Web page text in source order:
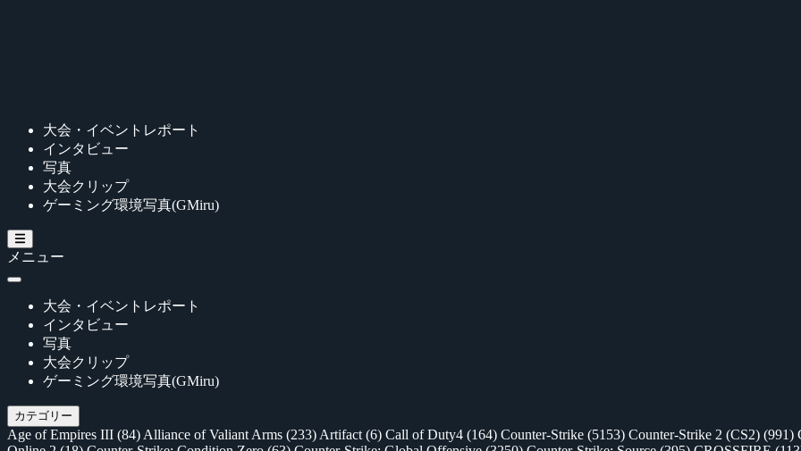
大会・イベントレポート
インタビュー
写真
大会クリップ
ゲーミング環境写真(GMiru)
メニュー
大会・イベントレポート
インタビュー
写真
大会クリップ
ゲーミング環境写真(GMiru)
カテゴリー
Age of Empires III (84) Alliance of Valiant Arms (233) Artifact (6) Call of Duty4 (164) Counter-Strike (5153) Counter-Strike 2 (CS2) (991)